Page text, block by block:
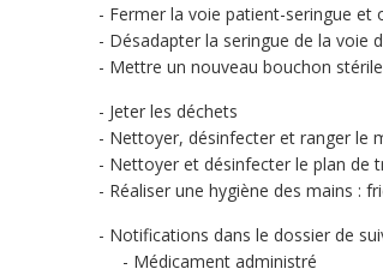
Fermer la voie patient-seringue et
Désadapter la seringue de la voie
Mettre un nouveau bouchon stérile
Jeter les déchets
Nettoyer, désinfecter et ranger le
Nettoyer et désinfecter le plan de
Réaliser une hygiène des mains :
Notifications dans le dossier de
Médicament administré